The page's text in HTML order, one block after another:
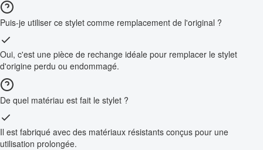
Puis-je utiliser ce stylet comme remplacement de l'original ?
Oui, c'est une pièce de rechange idéale pour remplacer le stylet
d'origine perdu ou endommagé.
De quel matériau est fait le stylet ?
Il est fabriqué avec des matériaux résistants conçus pour une
utilisation prolongée.